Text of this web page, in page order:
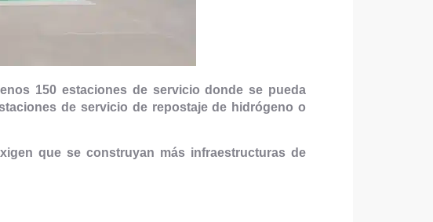
150 estaciones de servicio donde se pueda
de servicio de repostaje de hidrógeno o
que se construyan más infraestructuras de